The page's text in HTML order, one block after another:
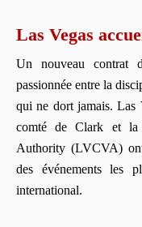
Las Vegas
Un nouveau contrat
passionnée entre la
qui ne dort jamais. Las
comté de Clark et la
Authority (LVCVA)
des événements les
international.